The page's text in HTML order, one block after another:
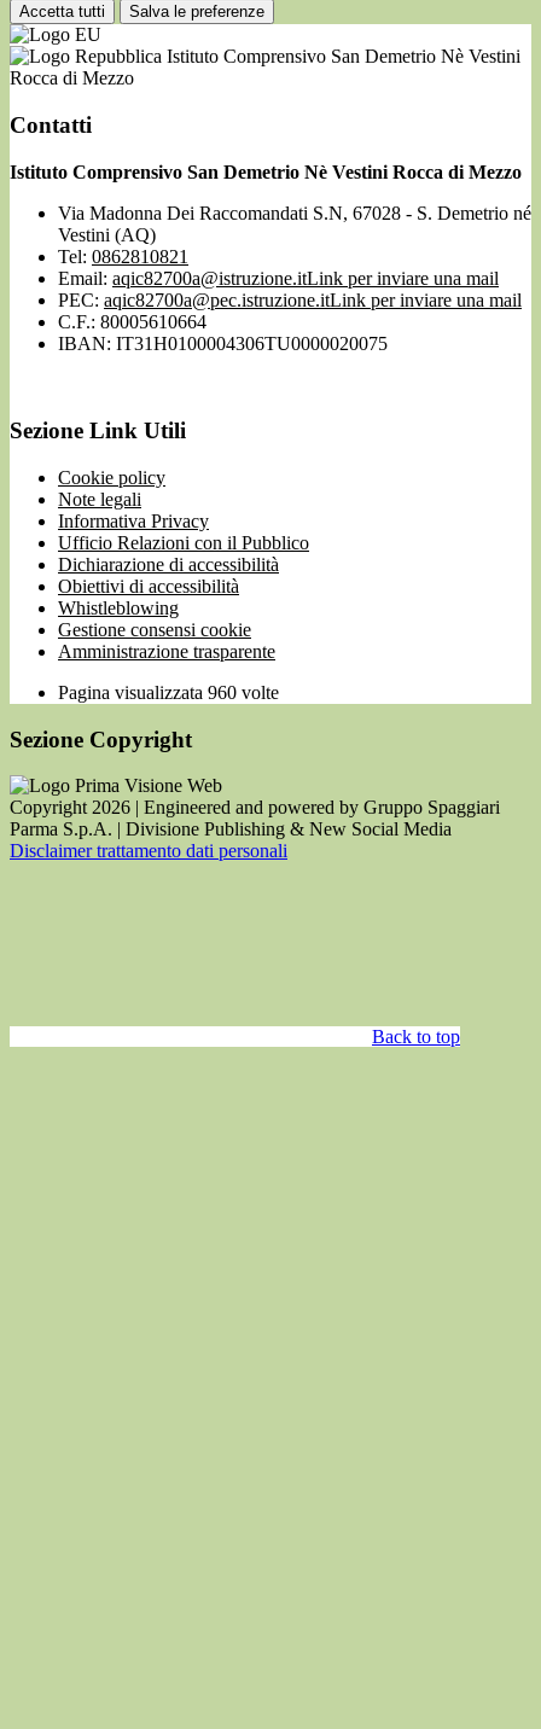
Accetta tutti Salva le preferenze
Istituto Comprensivo San Demetrio Nè Vestini
Rocca di Mezzo
Contatti
Istituto Comprensivo San Demetrio Nè Vestini Rocca di Mezzo
Via Madonna Dei Raccomandati S.N, 67028 - S. Demetrio né
Vestini (AQ)
Tel: 0862810821
Email: aqic82700a@istruzione.itLink per inviare una mail
PEC: aqic82700a@pec.istruzione.itLink per inviare una mail
C.F.: 80005610664
IBAN: IT31H0100004306TU0000020075
Sezione Link Utili
Cookie policy
Note legali
Informativa Privacy
Ufficio Relazioni con il Pubblico
Dichiarazione di accessibilità
Obiettivi di accessibilità
Whistleblowing
Gestione consensi cookie
Amministrazione trasparente
Pagina visualizzata 960 volte
Sezione Copyright
Copyright 2026 | Engineered and powered by Gruppo Spaggiari
Parma S.p.A. | Divisione Publishing & New Social Media
Disclaimer trattamento dati personali
Back to top